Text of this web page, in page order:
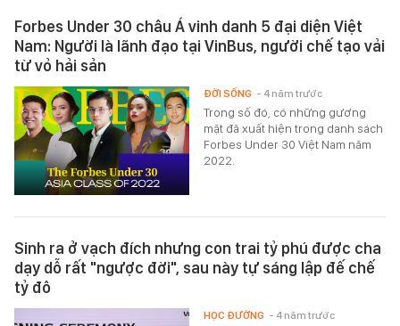
Forbes Under 30 châu Á vinh danh 5 đại diện Việt
Nam: Người là lãnh đạo tại VinBus, người chế tạo vải
từ vỏ hải sản
Trong số đó, có những gương
mặt đã xuất hiện trong danh sách
Forbes Under 30 Việt Nam năm
2022.
ĐỜI SỐNG - 4 năm trước
Sinh ra ở vạch đích nhưng con trai tỷ phú được cha
dạy dỗ rất "ngược đời", sau này tự sáng lập đế chế
tỷ đô
HỌC ĐƯỜNG - 4 năm trước